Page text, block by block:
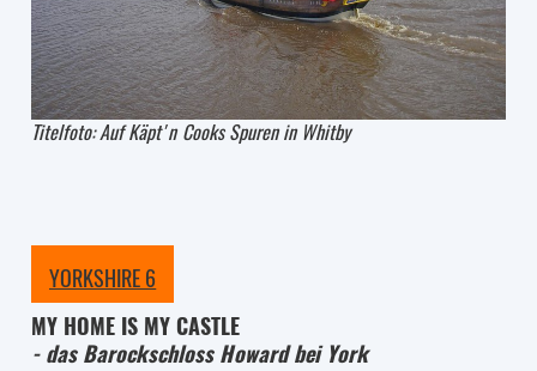
Titelfoto: Auf Käpt'n Cooks Spuren in Whitby
YORKSHIRE 6
MY HOME IS MY CASTLE
- das Barockschloss Howard bei York